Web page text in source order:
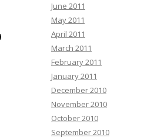
June 2011
May 2011
April 2011
March 2011
February 2011
January 2011
December 2010
November 2010
October 2010
September 2010